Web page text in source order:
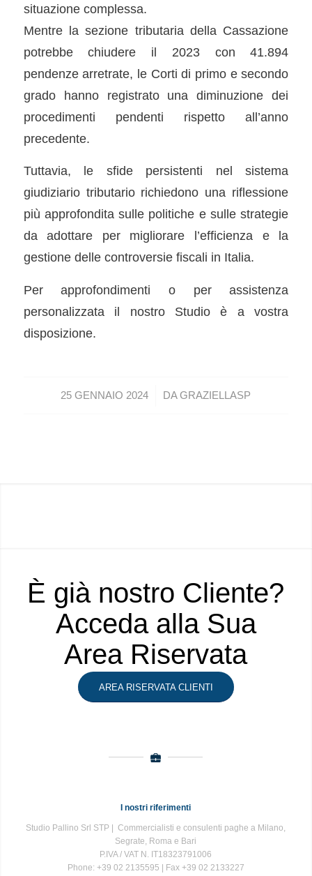
situazione complessa.
Mentre la sezione tributaria della Cassazione
potrebbe chiudere il 2023 con 41.894
pendenze arretrate, le Corti di primo e secondo
grado hanno registrato una diminuzione dei
procedimenti pendenti rispetto all’anno
precedente.
Tuttavia, le sfide persistenti nel sistema
giudiziario tributario richiedono una riflessione
più approfondita sulle politiche e sulle strategie
da adottare per migliorare l’efficienza e la
gestione delle controversie fiscali in Italia.
Per approfondimenti o per assistenza
personalizzata il nostro Studio è a vostra
disposizione.
25 GENNAIO 2024
/ DAGRAZIELLASP
È già nostro Cliente?
Acceda alla Sua
Area Riservata
AREA RISERVATA CLIENTI
I nostri riferimenti
Studio Pallino Srl STP | Commercialisti e consulenti paghe a Milano,
Segrate, Roma e Bari
P.IVA / VAT N. IT18323791006
Phone: +39 02 2135595 | Fax +39 02 2133227